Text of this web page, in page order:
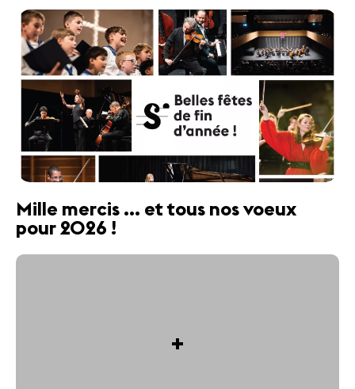
Mille mercis ... et tous nos voeux
pour 2026 !
+